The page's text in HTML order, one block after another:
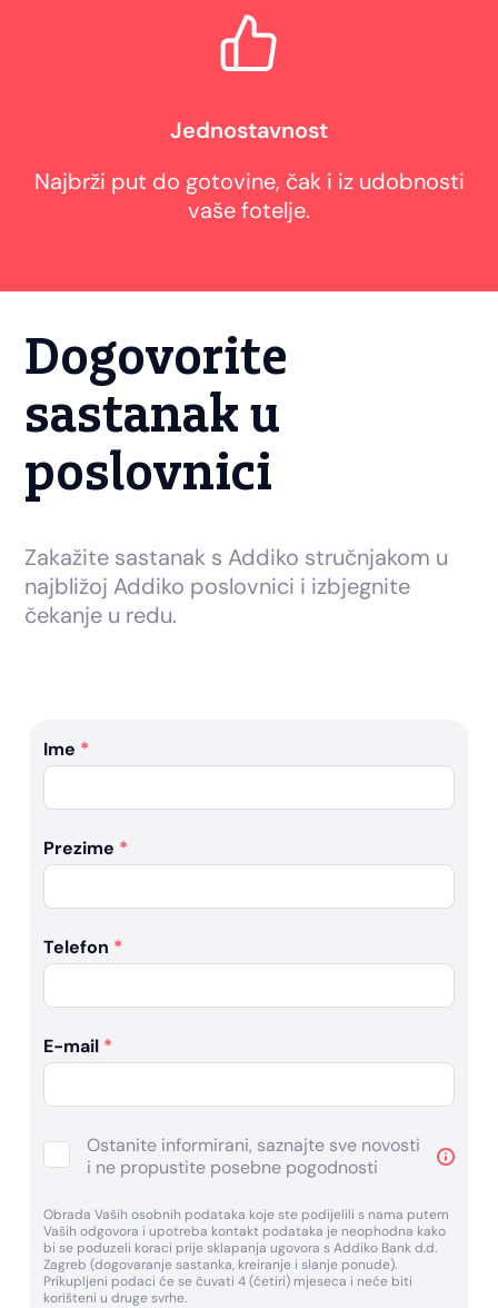
Jednostavnost
Najbrži put do gotovine, čak i iz udobnosti
vaše fotelje.
Dogovorite
sastanak u
poslovnici
Zakažite sastanak s Addiko stručnjakom u
najbližoj Addiko poslovnici i izbjegnite
čekanje u redu.
Ime *
Prezime *
Telefon *
E-mail *
Ostanite informirani, saznajte sve novosti
i ne propustite posebne pogodnosti
Obrada Vaših osobnih podataka koje ste podijelili s nama putem
Vaših odgovora i upotreba kontakt podataka je neophodna kako
bi se poduzeli koraci prije sklapanja ugovora s Addiko Bank d.d.
Zagreb (dogovaranje sastanka, kreiranje i slanje ponude).
Prikupljeni podaci će se čuvati 4 (četiri) mjeseca i neće biti
korišteni u druge svrhe.